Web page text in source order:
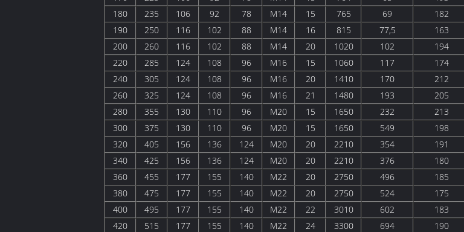
180
235 106 92 78 M14 15 765 69 182
190
250 116 102 88 M14 16 815 77,5 163
200
260 116 102 88 M14 20 1020 102 194
220
285 124 108 96 M16 15 1060 117 174
240
305 124 108 96 M16 20 1410 170 212
260
325 124 108 96 M16 21 1480 193 205
280
355 130 110 96 M20 15 1650 232 213
300
375 130 110 96 M20 15 1650 549 198
320
405 156 136 124 M20 20 2210 354 191
340
425 156 136 124 M20 20 2210 376 180
360
455 177 155 140 M22 20 2750 496 185
380
475 177 155 140 M22 20 2750 524 175
400
495 177 155 140 M22 22 3010 602 183
420
515 177 155 140 M22 24 3300 694 190